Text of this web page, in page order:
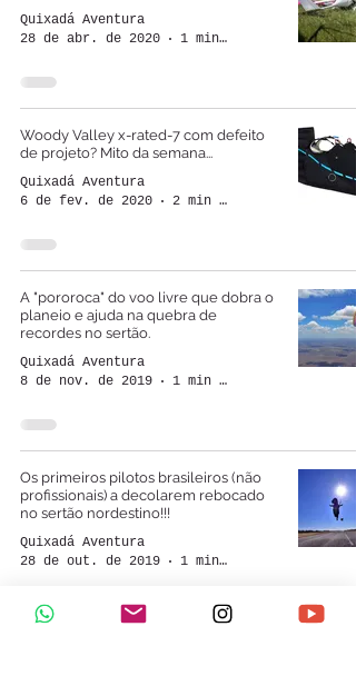
Quixadá Aventura
28 de abr. de 2020
1 min de leitura
Woody Valley x-rated-7 com defeito
de projeto? Mito da semana...
Quixadá Aventura
6 de fev. de 2020
2 min de leitura
A "pororoca" do voo livre que dobra o
planeio e ajuda na quebra de
recordes no sertão.
Quixadá Aventura
8 de nov. de 2019
1 min de leitura
Os primeiros pilotos brasileiros (não
profissionais) a decolarem rebocado
no sertão nordestino!!!
Quixadá Aventura
28 de out. de 2019
1 min de leitura